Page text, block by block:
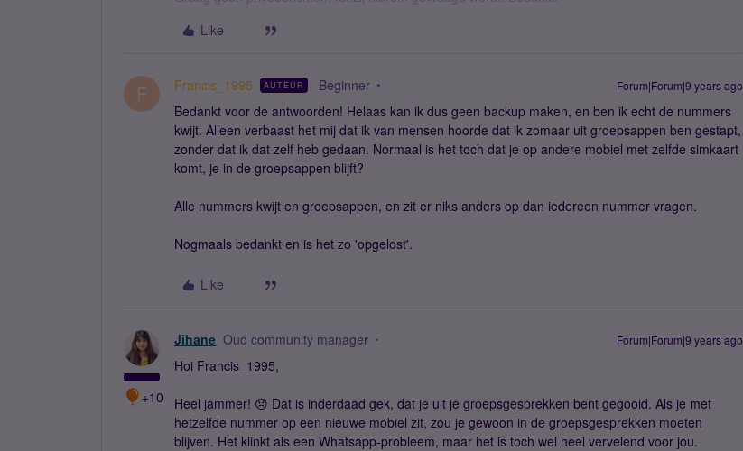
Like
F Francis_1995 AUTEUR Beginner Forum|Forum|9 years ago
Bedankt voor de antwoorden! Helaas kan ik dus geen backup maken, en ben ik echt de nummers
kwijt. Alleen verbaast het mij dat ik van mensen hoorde dat ik zomaar uit groepsappen ben gestapt,
zonder dat ik dat zelf heb gedaan. Normaal is het toch dat je op andere mobiel met zelfde simkaart
komt, je in de groepsappen blijft?
Alle nummers kwijt en groepsappen, en zit er niks anders op dan iedereen nummer vragen.
Nogmaals bedankt en is het zo 'opgelost'.
Like
+10
Jihane Oud community manager Forum|Forum|9 years ago
Hoi Francis_1995,
Heel jammer! 😞 Dat is inderdaad gek, dat je uit je groepsgesprekken bent gegooid. Als je met
hetzelfde nummer op een nieuwe mobiel zit, zou je gewoon in de groepsgesprekken moeten
blijven. Het klinkt als een Whatsapp-probleem, maar het is toch wel heel vervelend voor jou.